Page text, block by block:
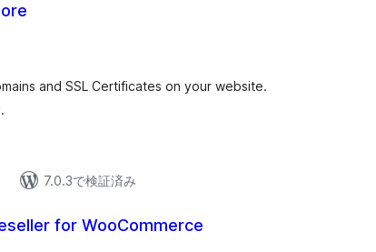
and SSL Certificates on your website.
7.0.3で検証済み
for WooCommerce